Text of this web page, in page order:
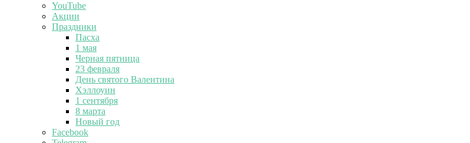
YouTube
Акции
Праздники
Пасха
1 мая
Черная пятница
23 февраля
День святого Валентина
Хэллоуин
1 сентября
8 марта
Новый год
Facebook